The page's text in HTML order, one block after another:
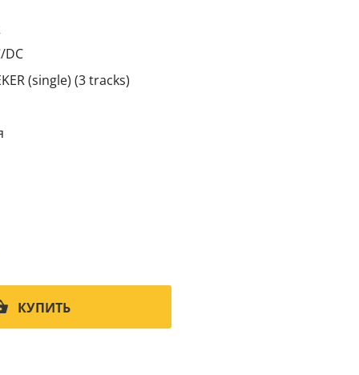
DC
(single) (3 tracks)
КУПИТЬ